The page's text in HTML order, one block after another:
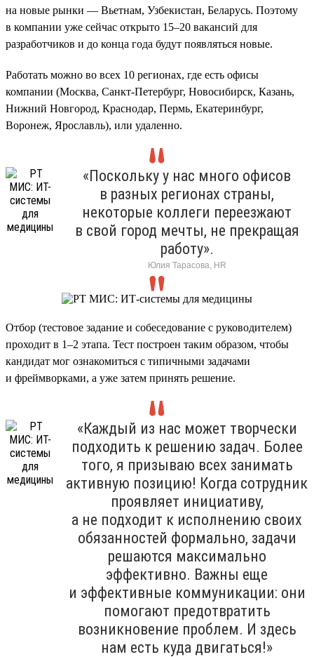
на новые рынки — Вьетнам, Узбекистан, Беларусь. Поэтому
в компании уже сейчас открыто 15–20 вакансий для
разработчиков и до конца года будут появляться новые.
Работать можно во всех 10 регионах, где есть офисы
компании (Москва, Санкт-Петербург, Новосибирск, Казань,
Нижний Новгород, Краснодар, Пермь, Екатеринбург,
Воронеж, Ярославль), или удаленно.
«Поскольку у нас много офисов
в разных регионах страны,
некоторые коллеги переезжают
в свой город мечты, не прекращая
работу».
Юлия Тарасова, HR
Отбор (тестовое задание и собеседование с руководителем)
проходит в 1–2 этапа. Тест построен таким образом, чтобы
кандидат мог ознакомиться с типичными задачами
и фреймворками, а уже затем принять решение.
«Каждый из нас может творчески
подходить к решению задач. Более
того, я призываю всех занимать
активную позицию! Когда сотрудник
проявляет инициативу,
а не подходит к исполнению своих
обязанностей формально, задачи
решаются максимально
эффективно. Важны еще
и эффективные коммуникации: они
помогают предотвратить
возникновение проблем. И здесь
нам есть куда двигаться!»